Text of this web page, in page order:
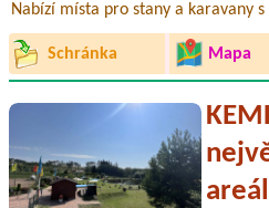
Nabízí místa pro stany a karavany
Schránka Mapa